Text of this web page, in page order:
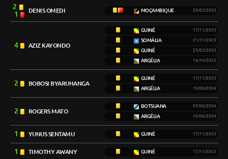
2
1
DENIS OMEDI MOÇAMBIQUE 20/03/2025
4 AZIZ KAYONDO
GUINÉ 17/11/2023
SOMÁLIA 21/11/2023
GUINÉ 25/03/2025
ARGÉLIA 14/10/2025
2 BOBOSI BYARUHANGA
GUINÉ 17/11/2023
ARGÉLIA 10/06/2024
2 ROGERS MATO
BOTSUANA 07/06/2024
ARGÉLIA 10/06/2024
1 YUNUS SENTAMU GUINÉ 17/11/2023
1 TIMOTHY AWANY GUINÉ 17/11/2023